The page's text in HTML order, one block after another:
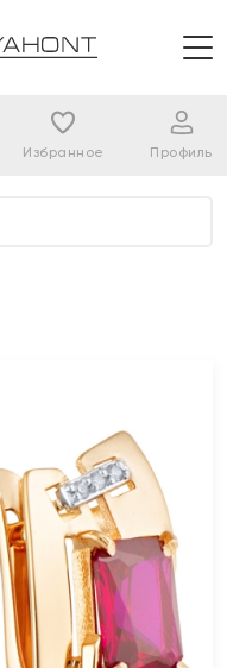
Избранное Профиль